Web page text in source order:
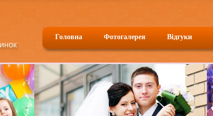
Головна Фотогалерея Відгуки